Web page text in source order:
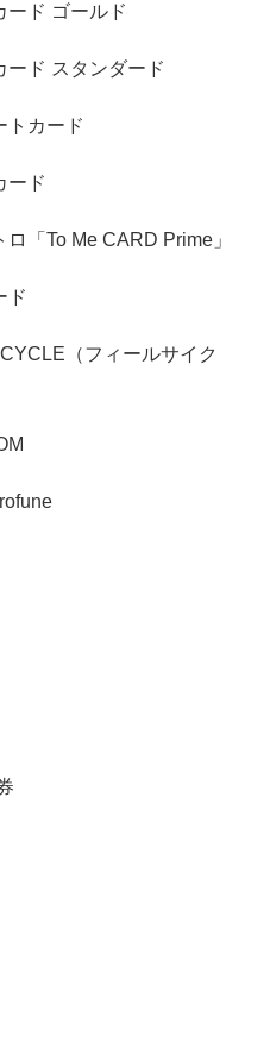
ード ゴールド
ード スタンダード
トカード
ード
「To Me CARD Prime」
ド
（フィールサイク